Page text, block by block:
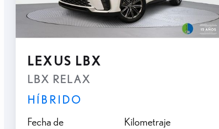
LEXUS LBX
LBX RELAX
HÍBRIDO
Fecha de
Kilometraje